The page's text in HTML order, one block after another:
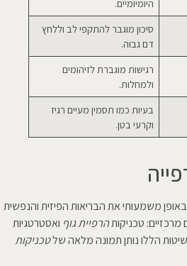
היומיומיים.
סיכון מוגבר להתקפי לב וללחץ
דם גבוה.
רגישות מוגברת לזיהומים
ולמחלות.
בעיות כמו תסמין מעיים רגיז
וקרעי בטן.
משמעותי את הבריאות הפיזית והנפשית
טכניקותהרפיית גוף ואסטרטגיות
הללו נותן תמונה מלאה שלטכניקות